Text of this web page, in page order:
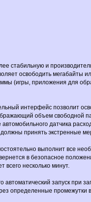
стабильную и
освободить мегабайты
(игры, приложения для
интерфейс позволит
объем свободной
датчика
должны принять экстренные
выполнит все
в безопасное
всего несколько минут.
запуск при
определенные